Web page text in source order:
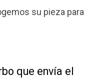
su pieza para
que envía el